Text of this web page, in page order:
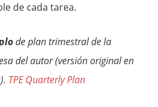
de cada tarea.
de plan trimestral de la
del autor (versión original en
TPE Quarterly Plan